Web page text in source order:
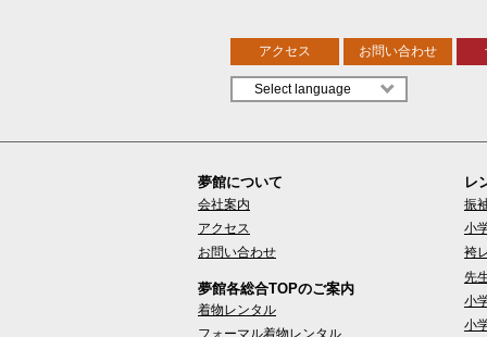
アクセス お問い合わせ
夢館について
会社案内
アクセス
お問い合わせ
夢館各総合TOPのご案内
着物レンタル
レ
振
小
袴
先
小
小